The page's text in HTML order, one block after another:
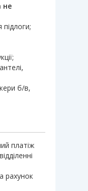
не
б/в,
платіж
рахунок